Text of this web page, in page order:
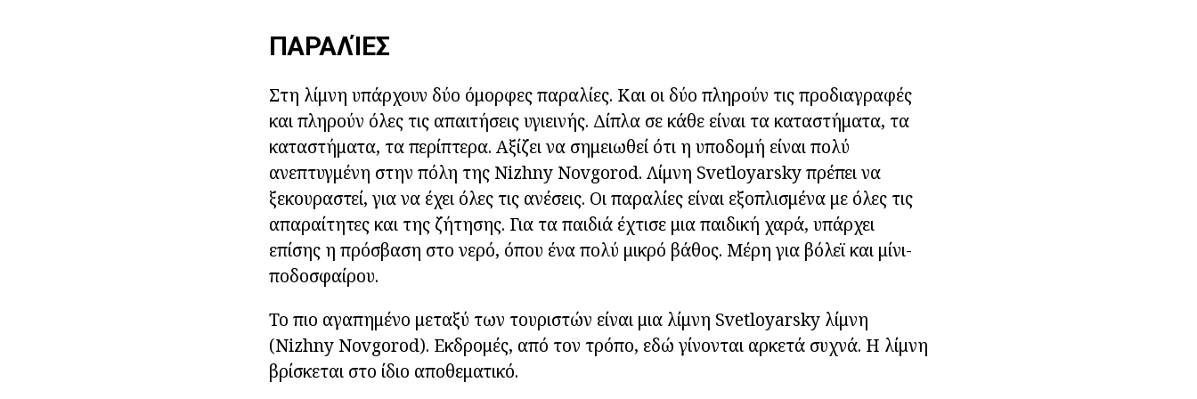
ΠΑΡΑΛΊΕΣ
Στη λίμνη υπάρχουν δύο όμορφες παραλίες. Και οι δύο πληρούν τις προδιαγραφές
και πληρούν όλες τις απαιτήσεις υγιεινής. Δίπλα σε κάθε είναι τα καταστήματα, τα
καταστήματα, τα περίπτερα. Αξίζει να σημειωθεί ότι η υποδομή είναι πολύ
ανεπτυγμένη στην πόλη της Nizhny Novgorod. Λίμνη Svetloyarsky πρέπει να
ξεκουραστεί, για να έχει όλες τις ανέσεις. Οι παραλίες είναι εξοπλισμένα με όλες τις
απαραίτητες και της ζήτησης. Για τα παιδιά έχτισε μια παιδική χαρά, υπάρχει
επίσης η πρόσβαση στο νερό, όπου ένα πολύ μικρό βάθος. Μέρη για βόλεϊ και μίνι-
ποδοσφαίρου.
Το πιο αγαπημένο μεταξύ των τουριστών είναι μια λίμνη Svetloyarsky λίμνη
(Nizhny Novgorod). Εκδρομές, από τον τρόπο, εδώ γίνονται αρκετά συχνά. Η λίμνη
βρίσκεται στο ίδιο αποθεματικό.